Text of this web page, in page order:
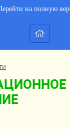
на полную